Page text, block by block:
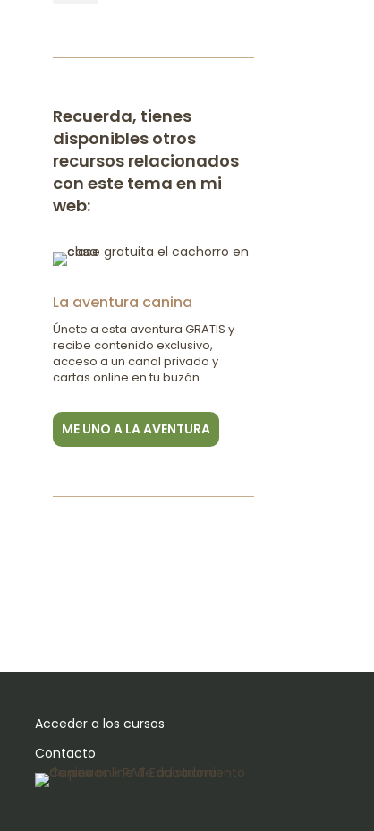
Recuerda, tienes
disponibles otros
recursos relacionados
con este tema en mi
web:
La aventura canina
Únete a esta aventura GRATIS y
recibe contenido exclusivo,
acceso a un canal privado y
cartas online en tu buzón.
ME UNO A LA AVENTURA
Acceder a los cursos
Contacto